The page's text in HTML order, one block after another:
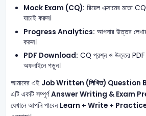
Mock Exam (CQ): রিয়েল এক্সামের মতো
যাচাই করুন।
Progress Analytics: আপনার উত্তর লেখার
করুন।
PDF Download: CQ প্রশ্ন ও উত্তর PDF
অফলাইনে পড়ুন।
আমাদের এই Job Written (লিখিত) Question
এটি একটি সম্পূর্ণAnswer Writing & Exam
যেখানে আপনি পাবেন Learn + Write +